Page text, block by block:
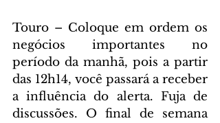
Touro – Coloque em ordem os
negócios importantes no
período da manhã, pois a partir
das 12h14, você passará a receber
a influência do alerta. Fuja de
discussões. O final de semana